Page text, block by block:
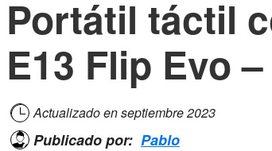
Portátil táctil
E13 Flip Evo
Actualizado enseptiembre 2023
Publicado por: Pablo